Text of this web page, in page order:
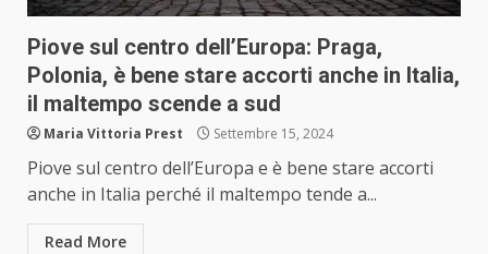
Piove sul centro dell’Europa: Praga,
Polonia, è bene stare accorti anche in Italia,
il maltempo scende a sud
Maria Vittoria Prest Settembre 15, 2024
Piove sul centro dell’Europa e è bene stare accorti
anche in Italia perché il maltempo tende a...
Read More